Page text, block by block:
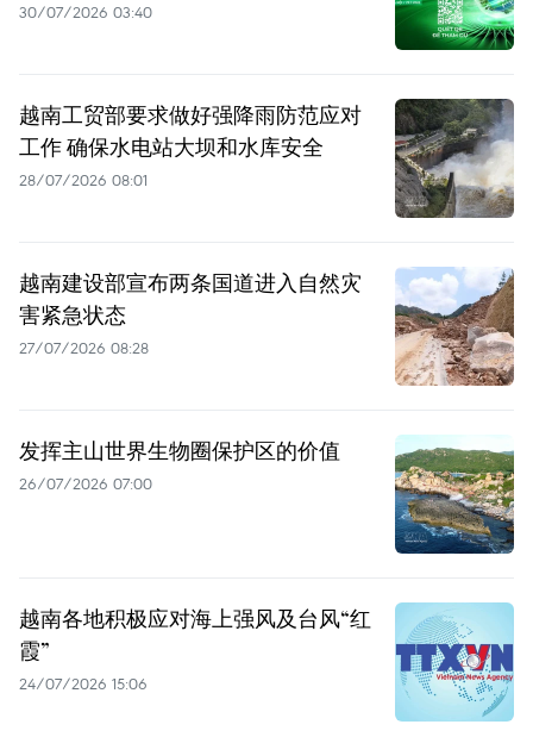
30/07/2026 03:40
越南工贸部要求做好强降雨防范应对
工作 确保水电站大坝和水库安全
28/07/2026 08:01
越南建设部宣布两条国道进入自然灾
害紧急状态
27/07/2026 08:28
发挥主山世界生物圈保护区的价值
26/07/2026 07:00
越南各地积极应对海上强风及台风“红
霞”
24/07/2026 15:06